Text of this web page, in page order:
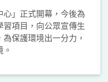
心」正式開幕，今後為
項目，向公眾宣傳生
保護環境出一分力，